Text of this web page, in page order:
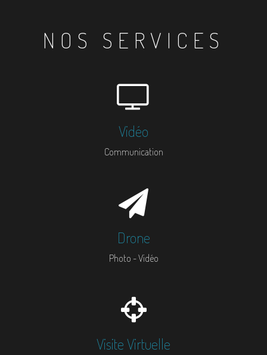
NOS SERVICES
Vidéo
Communication
Drone
Photo - Vidéo
Visite Virtuelle